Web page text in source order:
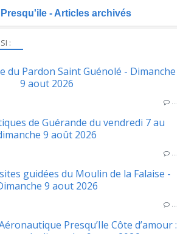
:
du Pardon Saint Guénolé - Dimanche
9 aout 2026
…
de Guérande du vendredi 7 au
9 août 2026
…
guidées du Moulin de la Falaise -
9 aout 2026
…
Presqu’Ile Côte d’amour :
- Articles archivés